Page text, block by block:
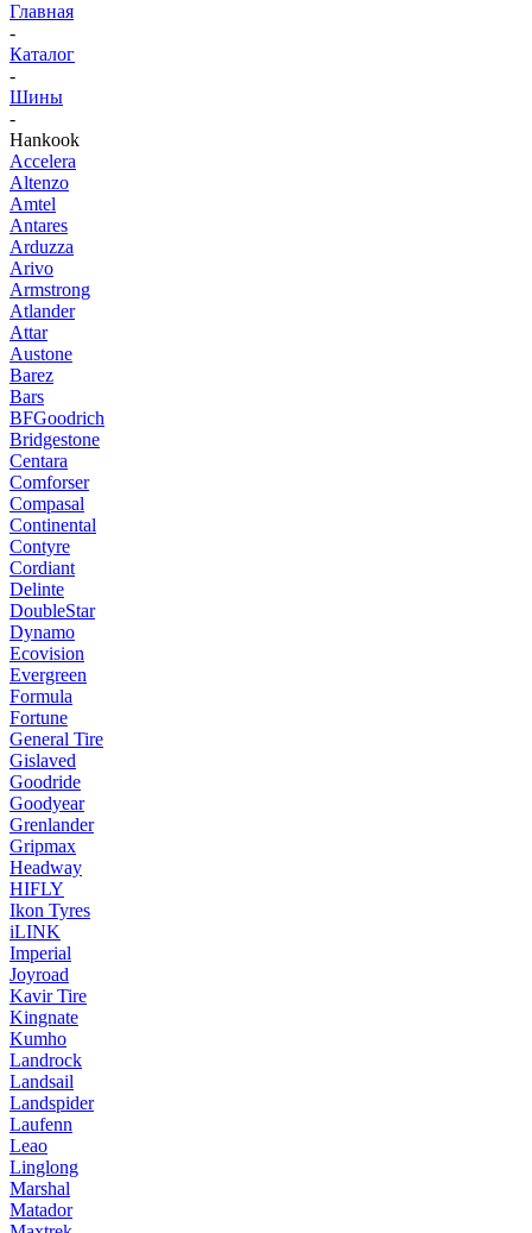
Главная
-
Каталог
-
Шины
-
Hankook
Accelera
Altenzo
Amtel
Antares
Arduzza
Arivo
Armstrong
Atlander
Attar
Austone
Barez
Bars
BFGoodrich
Bridgestone
Centara
Comforser
Compasal
Continental
Contyre
Cordiant
Delinte
DoubleStar
Dynamo
Ecovision
Evergreen
Formula
Fortune
General Tire
Gislaved
Goodride
Goodyear
Grenlander
Gripmax
Headway
HIFLY
Ikon Tyres
iLINK
Imperial
Joyroad
Kavir Tire
Kingnate
Kumho
Landrock
Landsail
Landspider
Laufenn
Leao
Linglong
Marshal
Matador